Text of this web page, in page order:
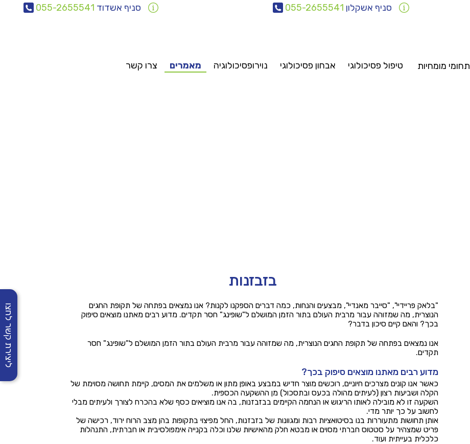
סניף אשקלון 055-2655541 סניף אשדוד 055-2655541
תחומי מומחיות טיפול פסיכולוגי אבחון פסיכולוגי נוירופסיכולוגיה מאמרים צרו קשר
בזבזנות
"בלאק פריידיי", "סייבר מאנדיי", מבצעים והנחות, כמה דברים הספקנו לקנות? אנו נמצאים בפתחה של תקופת החגים
הנוצרית, מה שמזוהה עבור מרבית העולם בתור הזמן המושלם ל"שופינג" חסר תקדים. מדוע רבים מאתנו מוצאים סיפוק
בכך? והאם קיים סיכון בדבר?
אנו נמצאים בפתחה של תקופת החגים הנוצרית, מה שמזוהה עבור מרבית העולם בתור הזמן המושלם ל"שופינג" חסר
תקדים.
מדוע רבים מאתנו מוצאים סיפוק בכך?
כאשר אנו קונים מצרכים חיוניים, רוכשים מוצר חדיש במבצע באופן מתון או משלמים את המסים, קיימת תחושה מסוימת של
הקלה ושביעות רצון (לעיתים מהולה בכעס ובתסכול) מן ההשקעה הכספית.
השקעה זו לא מובילה לאותו הריגוש או הנחמה הקיימים בבזבזנות, בה אנו מוציאים כסף שלא בהכרח לצורך ולעיתים מבלי
לחשוב על כך יותר מדי.
אותן תחושות מתעוררות בנו בסיטואציות רבות ומגוונות של בזבזנות, החל מפיצוי בתקופות בהן מצב הרוח ירוד, רכישה של
פריט שמצהיר על סטטוס חברתי מסוים או מבטא חלק מהאישיות שלנו וכלה בקנייה אימפולסיבית או חברתית, התנהלות
כלכלית בעייתית ועוד.
ליצירת קשר לחצו